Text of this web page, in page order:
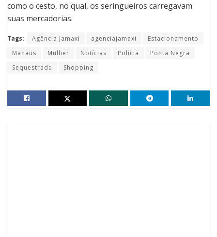
como o cesto, no qual, os seringueiros carregavam
suas mercadorias.
Tags: Agência Jamaxi agenciajamaxi
Estacionamento
Manaus
Mulher Notícias Polícia
Ponta Negra
Sequestrada
Shopping